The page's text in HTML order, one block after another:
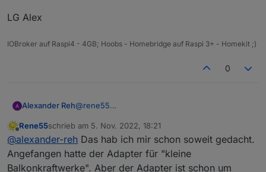
LG Alex
IOBroker auf Raspi4 - 4GB; Hoobs - Homebridge auf Raspi 3+ - Homekit ;)
0
Alexander Reh@rene55
sondern eine nicht ganz kleine Off-Grid Anlage
🙈
Wie komme ich denn an deine Mail Adresse?
Dann sende ich dir das was du brauchst.
LG Alex
Offline
Rene55schrieb am 5. Nov. 2022, 18:21
zuletzt editiert von
@alexander-reh Das hab ich mir schon soweit gedacht.
Angefangen hatte der Adapter für "kleine
Balkonkraftwerke". Aber der Adapter ist schon um